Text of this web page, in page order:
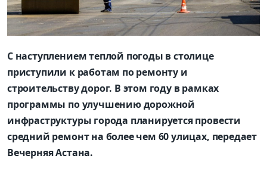
С наступлением теплой погоды в столице
приступили к работам по ремонту и
строительству дорог. В этом году в рамках
программы по улучшению дорожной
инфраструктуры города планируется провести
средний ремонт на более чем 60 улицах, передает
Вечерняя Астана.